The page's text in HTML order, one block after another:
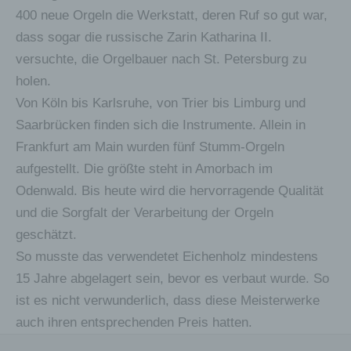
400 neue Orgeln die Werkstatt, deren Ruf so gut war,
dass sogar die russische Zarin Katharina II.
versuchte, die Orgelbauer nach St. Petersburg zu
holen.
Von Köln bis Karlsruhe, von Trier bis Limburg und
Saarbrücken finden sich die Instrumente. Allein in
Frankfurt am Main wurden fünf Stumm-Orgeln
aufgestellt. Die größte steht in Amorbach im
Odenwald. Bis heute wird die hervorragende Qualität
und die Sorgfalt der Verarbeitung der Orgeln
geschätzt.
So musste das verwendetet Eichenholz mindestens
15 Jahre abgelagert sein, bevor es verbaut wurde. So
ist es nicht verwunderlich, dass diese Meisterwerke
auch ihren entsprechenden Preis hatten.
Informationen, die sich auf eine
identifizierte oder identifizierbare natürliche
Person (im Folgenden „betroffene Person")
beziehen. Als identifizierbar wird eine
oder indirekt, insbesondere mittels
Zuordnung zu einer Kennung wie einem
Namen, zu einer Kennnummer, zu
Standortdaten, zu einer Online-Kennung
oder zu einem oder mehreren besonderen
Merkmalen, die Ausdruck der physischen,
physiologischen, genetischen,
psychischen, wirtschaftlichen, kulturellen
oder sozialen Identität dieser natürlichen
Person sind, identifiziert werden kann.
b) betroffene Person
Betroffene Person ist jede identifizierte oder
identifizierbare natürliche Person, deren
personenbezogene Daten von dem für die